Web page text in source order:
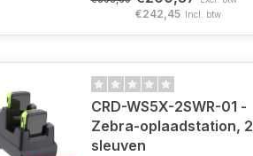
€242,45 Incl. btw
CRD-WS5X-2SWR-01 -
Zebra-oplaadstation, 2
sleuven